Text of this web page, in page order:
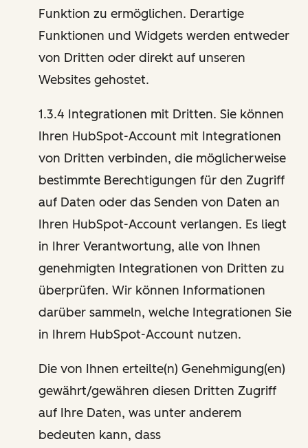
Funktion zu ermöglichen. Derartige
Funktionen und Widgets werden entweder
von Dritten oder direkt auf unseren
Websites gehostet.
1.3.4 Integrationen mit Dritten. Sie können
Ihren HubSpot-Account mit Integrationen
von Dritten verbinden, die möglicherweise
bestimmte Berechtigungen für den Zugriff
auf Daten oder das Senden von Daten an
Ihren HubSpot-Account verlangen. Es liegt
in Ihrer Verantwortung, alle von Ihnen
genehmigten Integrationen von Dritten zu
überprüfen. Wir können Informationen
darüber sammeln, welche Integrationen Sie
in Ihrem HubSpot-Account nutzen.
Die von Ihnen erteilte(n) Genehmigung(en)
gewährt/gewähren diesen Dritten Zugriff
auf Ihre Daten, was unter anderem
bedeuten kann, dass